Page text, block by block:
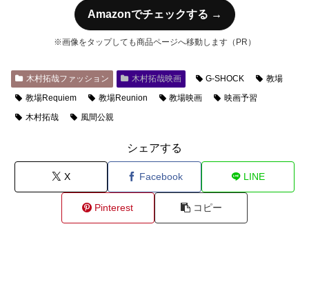
Amazonでチェックする →
※画像をタップしても商品ページへ移動します（PR）
木村拓哉ファッション 木村拓哉映画 G-SHOCK
教場
教場Requiem
教場Reunion 教場映画
映画予習
木村拓哉
風間公親
シェアする
X Facebook LINE
Pinterest コピー